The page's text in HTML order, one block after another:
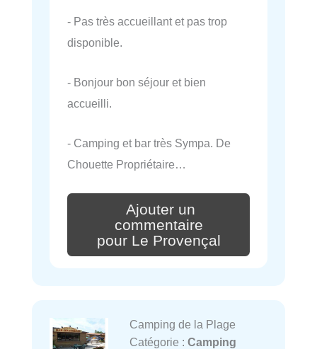
- Pas très accueillant et pas trop
disponible.
- Bonjour bon séjour et bien
accueilli.
- Camping et bar très Sympa. De
Chouette Propriétaire…
Ajouter un
commentaire
pour Le Provençal
Camping de la Plage
Catégorie : Camping